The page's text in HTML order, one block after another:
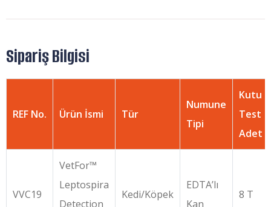
Sipariş Bilgisi
REF No. Ürün İsmi Tür
Numune
Tipi
Kutu
Test
Adet
VVC19
VetFor™
Leptospira
Detection
Kedi/Köpek
EDTA’lı
Kan
8 T